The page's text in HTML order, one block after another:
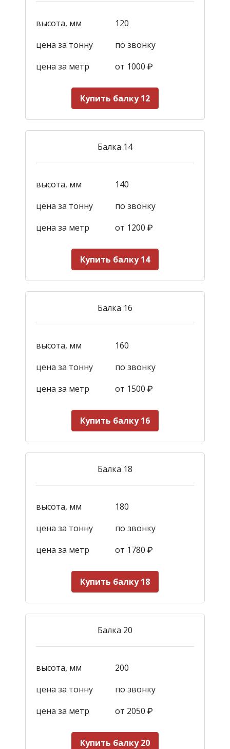
высота, мм
120
цена за тонну
по звонку
цена за метр
от 1000 ₽
Купить балку 12
Балка 14
высота, мм
140
цена за тонну
по звонку
цена за метр
от 1200 ₽
Купить балку 14
Балка 16
высота, мм
160
цена за тонну
по звонку
цена за метр
от 1500 ₽
Купить балку 16
Балка 18
высота, мм
180
цена за тонну
по звонку
цена за метр
от 1780 ₽
Купить балку 18
Балка 20
высота, мм
200
цена за тонну
по звонку
цена за метр
от 2050 ₽
Купить балку 20